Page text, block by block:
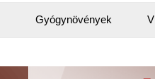
Gyógynövények